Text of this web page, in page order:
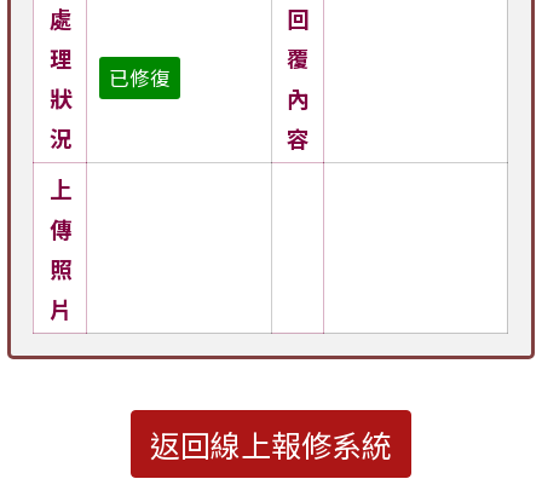
處
理
狀
況
已修復
回
覆
內
容
上
傳
照
片
返回線上報修系統